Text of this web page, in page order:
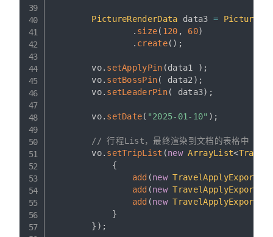
PictureRenderData data3 = Pictures
. size( 120 , 60)
. create( ) ;
        vo
. setApplyPin (data1 ) ;
        vo
. setBossPin( data2 ) ;
        vo
. setLeaderPin( data3) ;
        vo
. setDate( "2025-01-10" ) ;
// 行程List，最终渲染到文档的表格中
        vo
. setTripList (new ArrayList<
{
add (new TravelApplyExportVO
add (new TravelApplyExportVO
add (new TravelApplyExportVO
}
} ) ;